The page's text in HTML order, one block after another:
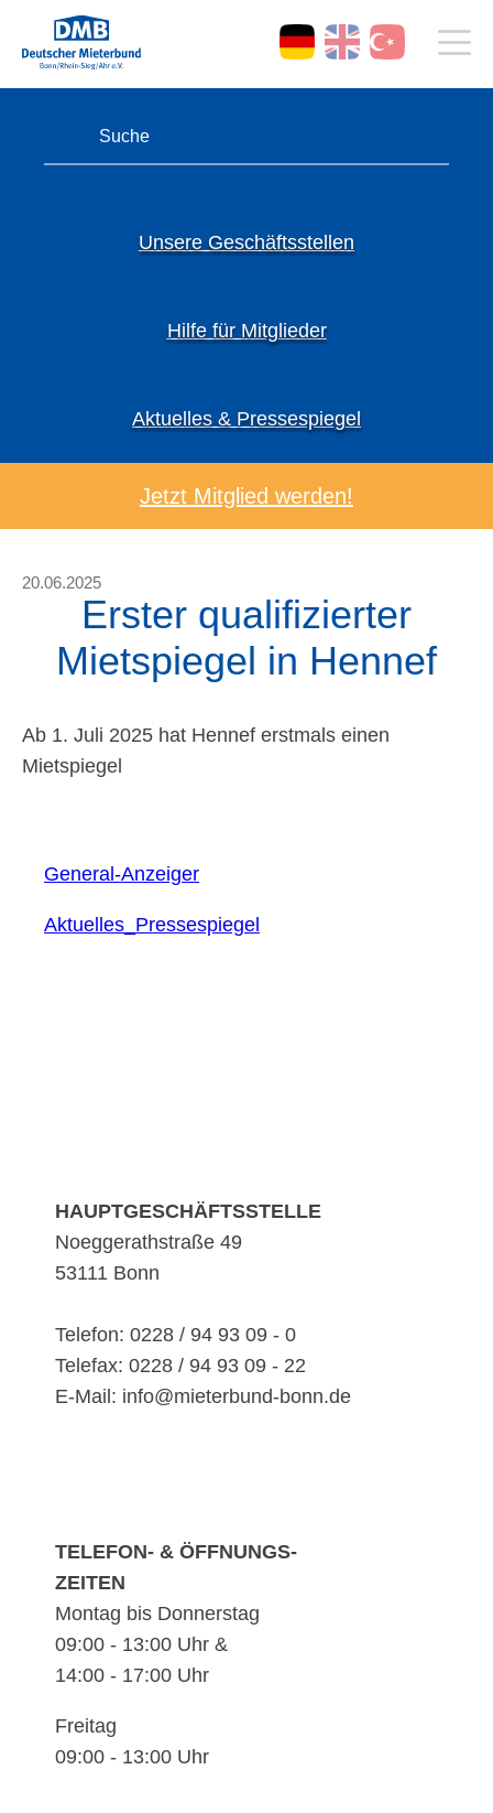
Unsere Geschäftsstellen
Hilfe für Mitglieder
Aktuelles & Pressespiegel
Jetzt Mitglied werden!
20.06.2025
Erster qualifizierter
Mietspiegel in Hennef
Ab 1. Juli 2025 hat Hennef erstmals einen
Mietspiegel
General-Anzeiger
Aktuelles_Pressespiegel
HAUPTGESCHÄFTSSTELLE
Noeggerathstraße 49
53111 Bonn
Telefon: 0228 / 94 93 09 - 0
Telefax: 0228 / 94 93 09 - 22
E-Mail: info@mieterbund-bonn.de
TELEFON- & ÖFFNUNGS-
ZEITEN
Montag bis Donnerstag
09:00 - 13:00 Uhr &
14:00 - 17:00 Uhr
Freitag
09:00 - 13:00 Uhr